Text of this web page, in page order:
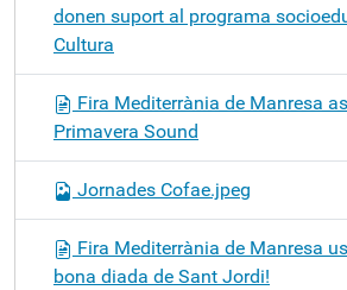
donen suport al programa
Cultura
Fira Mediterrània de Manresa
Primavera Sound
Jornades Cofae.jpeg
Fira Mediterrània de Manresa
bona diada de Sant Jordi!